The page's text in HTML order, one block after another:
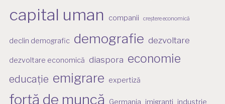
capital uman companii creștere economică
declin demografic demografie dezvoltare
dezvoltare economică diaspora economie
educație emigrare expertiză
forță de muncă Germania imigranți industrie